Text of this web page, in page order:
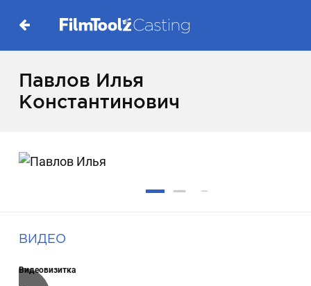
Павлов Илья
Константинович
ВИДЕО
Видеовизитка